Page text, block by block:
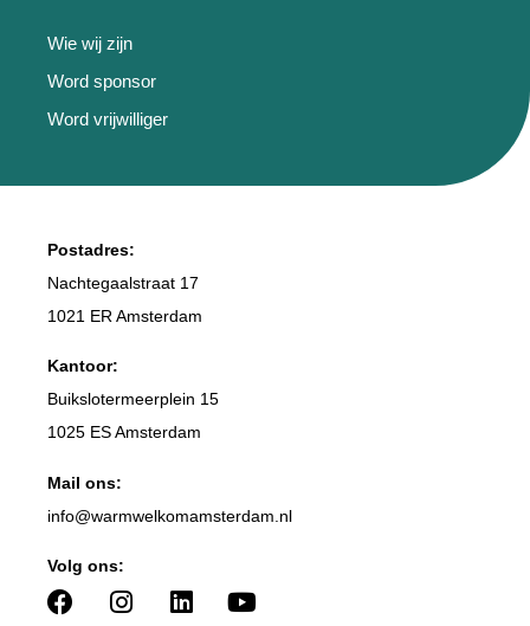
Wie wij zijn
Word sponsor
Word vrijwilliger
Postadres:
Nachtegaalstraat 17
1021 ER Amsterdam
Kantoor:
Buikslotermeerplein 15
1025 ES Amsterdam
Mail ons:
info@warmwelkomamsterdam.nl
Volg ons: